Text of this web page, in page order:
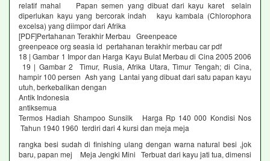
relatif mahal Papan semen yang dibuat dari kayu karet selain
diperlukan kayu yang bercorak indah kayu kambala (Chlorophora
excelsa) yang diimpor dari Afrika
[PDF]Pertahanan Terakhir Merbau Greenpeace
greenpeace org seasia id pertahanan terakhir merbau car pdf
18 | Gambar 1 Impor dan Harga Kayu Bulat Merbau di Cina 2005 2006
19 | Gambar 2 Timur, Rusia, Afrika Utara, Timur Tengah; di Cina,
hampir 100 persen Ash yang Lantai yang dibuat dari satu papan kayu
utuh, berkebalikan dengan
Antik Indonesia
antiksemua
Termos Hadiah Shampoo Sunsilk Harga Rp 140 000 Kondisi Nos
Tahun 1940 1960 terdiri dari 4 kursi dan meja meja
rangka besi sudah di finishing ulang dengan warna natural besi ,jok
baru, papan mej Meja Jengki Mini Terbuat dari kayu jati tua, dimensi